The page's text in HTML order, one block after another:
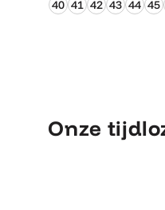
40 41 42 43 44 45
Onze